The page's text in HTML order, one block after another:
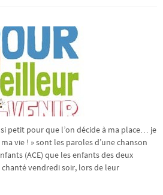
si petit pour que l’on décide à ma place… je
vie ! » sont les paroles d’une chanson
(ACE) que les enfants des deux
vendredi soir, lors de leur